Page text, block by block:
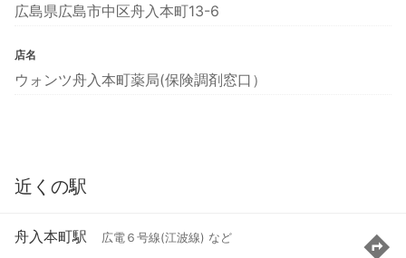
広島県広島市中区舟入本町13-6
店名
ウォンツ舟入本町薬局(保険調剤窓口）
近くの駅
舟入本町駅 広電６号線(江波線) など